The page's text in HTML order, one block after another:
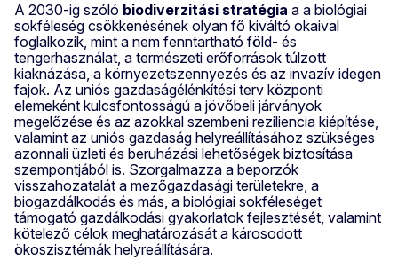
A 2030-ig szóló biodiverzitási stratégia a a biológiai
sokféleség csökkenésének olyan fő kiváltó okaival
foglalkozik, mint a nem fenntartható föld- és
tengerhasználat, a természeti erőforrások túlzott
kiaknázása, a környezetszennyezés és az invazív idegen
fajok. Az uniós gazdaságélénkítési terv központi
elemeként kulcsfontosságú a jövőbeli járványok
megelőzése és az azokkal szembeni reziliencia kiépítése,
valamint az uniós gazdaság helyreállításához szükséges
azonnali üzleti és beruházási lehetőségek biztosítása
szempontjából is. Szorgalmazza a beporzók
visszahozatalát a mezőgazdasági területekre, a
biogazdálkodás és más, a biológiai sokféleséget
támogató gazdálkodási gyakorlatok fejlesztését, valamint
kötelező célok meghatározását a károsodott
ökoszisztémák helyreállítására.